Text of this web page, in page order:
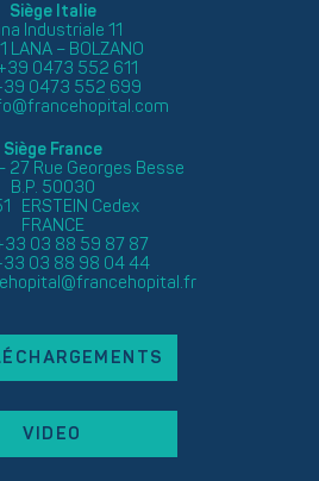
Siège Italie
Industriale 11
LANA – BOLZANO
0473 552 611
0473 552 699
Siège France
27 Rue Georges Besse
B.P. 50030
ERSTEIN Cedex
FRANCE
03 88 59 87 87
03 88 98 04 44
VIDEO